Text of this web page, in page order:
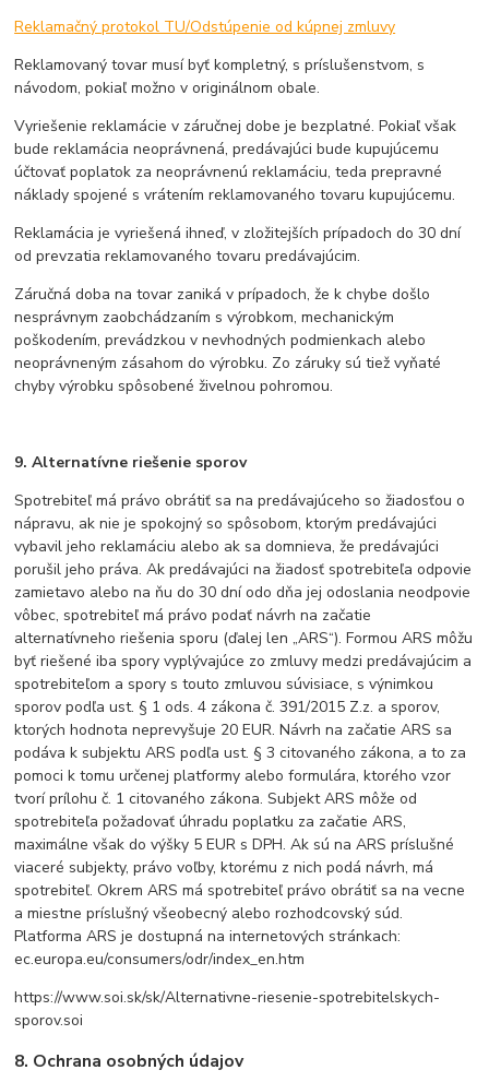
Reklamačný protokol TU/Odstúpenie od kúpnej zmluvy
Reklamovaný tovar musí byť kompletný, s príslušenstvom, s
návodom, pokiaľ možno v originálnom obale.
Vyriešenie reklamácie v záručnej dobe je bezplatné. Pokiaľ však
bude reklamácia neoprávnená, predávajúci bude kupujúcemu
účtovať poplatok za neoprávnenú reklamáciu, teda prepravné
náklady spojené s vrátením reklamovaného tovaru kupujúcemu.
Reklamácia je vyriešená ihneď, v zložitejších prípadoch do 30 dní
od prevzatia reklamovaného tovaru predávajúcim.
Záručná doba na tovar zaniká v prípadoch, že k chybe došlo
nesprávnym zaobchádzaním s výrobkom, mechanickým
poškodením, prevádzkou v nevhodných podmienkach alebo
neoprávneným zásahom do výrobku. Zo záruky sú tiež vyňaté
chyby výrobku spôsobené živelnou pohromou.
9. Alternatívne riešenie sporov
Spotrebiteľ má právo obrátiť sa na predávajúceho so žiadosťou o
nápravu, ak nie je spokojný so spôsobom, ktorým predávajúci
vybavil jeho reklamáciu alebo ak sa domnieva, že predávajúci
porušil jeho práva. Ak predávajúci na žiadosť spotrebiteľa odpovie
zamietavo alebo na ňu do 30 dní odo dňa jej odoslania neodpovie
vôbec, spotrebiteľ má právo podať návrh na začatie
alternatívneho riešenia sporu (ďalej len „ARS“). Formou ARS môžu
byť riešené iba spory vyplývajúce zo zmluvy medzi predávajúcim a
spotrebiteľom a spory s touto zmluvou súvisiace, s výnimkou
sporov podľa ust. § 1 ods. 4 zákona č. 391/2015 Z.z. a sporov,
ktorých hodnota neprevyšuje 20 EUR. Návrh na začatie ARS sa
podáva k subjektu ARS podľa ust. § 3 citovaného zákona, a to za
pomoci k tomu určenej platformy alebo formulára, ktorého vzor
tvorí prílohu č. 1 citovaného zákona. Subjekt ARS môže od
spotrebiteľa požadovať úhradu poplatku za začatie ARS,
maximálne však do výšky 5 EUR s DPH. Ak sú na ARS príslušné
viaceré subjekty, právo voľby, ktorému z nich podá návrh, má
spotrebiteľ. Okrem ARS má spotrebiteľ právo obrátiť sa na vecne
a miestne príslušný všeobecný alebo rozhodcovský súd.
Platforma ARS je dostupná na internetových stránkach:
ec.europa.eu/consumers/odr/index_en.htm
https://www.soi.sk/sk/Alternativne-riesenie-spotrebitelskych-
sporov.soi
8. Ochrana osobných údajov